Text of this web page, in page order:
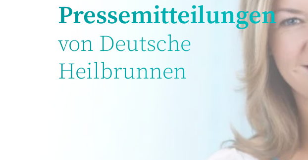
Pressemitteilungen
von Deutsche
Heilbrunnen